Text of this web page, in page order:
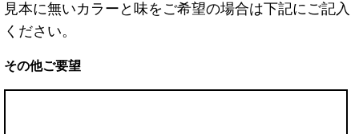
見本に無いカラーと味をご希望の場合は下記にご記入
ください。
その他ご要望